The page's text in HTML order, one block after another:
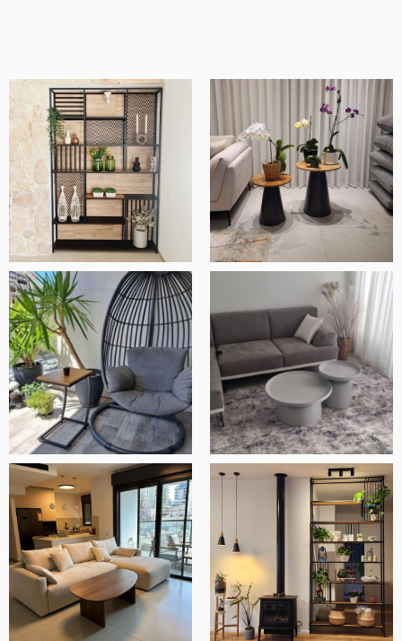
מוצרים איכותיים ומוקפדים, שירות ויחס מדהים
ובסך הכל חנות ברמה אחרת.
אלעד שלף